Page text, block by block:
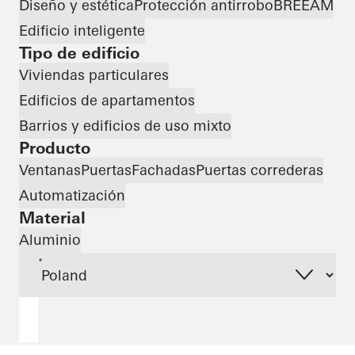
Diseño y estéticaProtección antirroboBREEAM
Edificio inteligente
Tipo de edificio
Viviendas particulares
Edificios de apartamentos
Barrios y edificios de uso mixto
Producto
VentanasPuertasFachadasPuertas correderas
Automatización
Material
Aluminio
*